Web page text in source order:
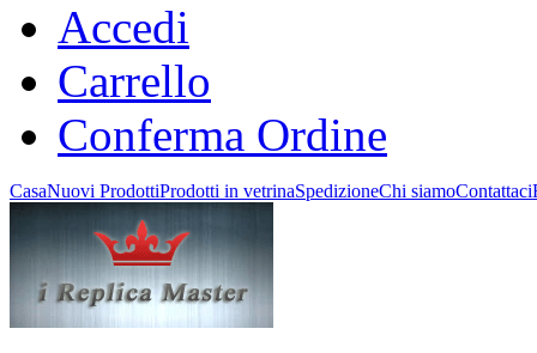
Accedi
Carrello
Conferma Ordine
CasaNuovi ProdottiProdotti in vetrinaSpedizioneChi siamoContattaci